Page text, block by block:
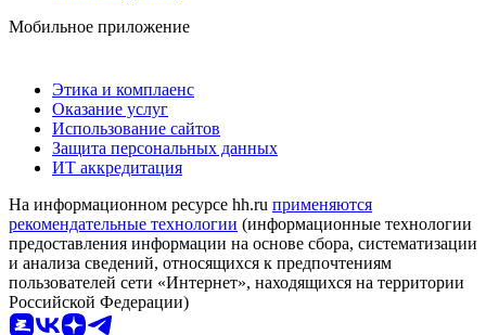
Мобильное приложение
Этика и комплаенс
Оказание услуг
Использование сайтов
Защита персональных данных
ИТ аккредитация
На информационном ресурсе hh.ru применяются
рекомендательные технологии (информационные технологии
предоставления информации на основе сбора, систематизации
и анализа сведений, относящихся к предпочтениям
пользователей сети «Интернет», находящихся на территории
Российской Федерации)